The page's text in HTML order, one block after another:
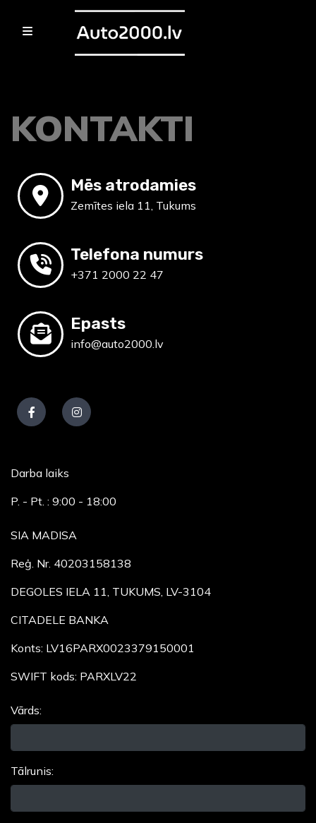
KONTAKTI
Mēs atrodamies
Zemītes iela 11, Tukums
Telefona numurs
+371 2000 22 47
Epasts
info@auto2000.lv
Darba laiks
P. - Pt. : 9:00 - 18:00
SIA MADISA
Reģ. Nr. 40203158138
DEGOLES IELA 11, TUKUMS, LV-3104
CITADELE BANKA
Konts: LV16PARX0023379150001
SWIFT kods: PARXLV22
Vārds:
Tālrunis: